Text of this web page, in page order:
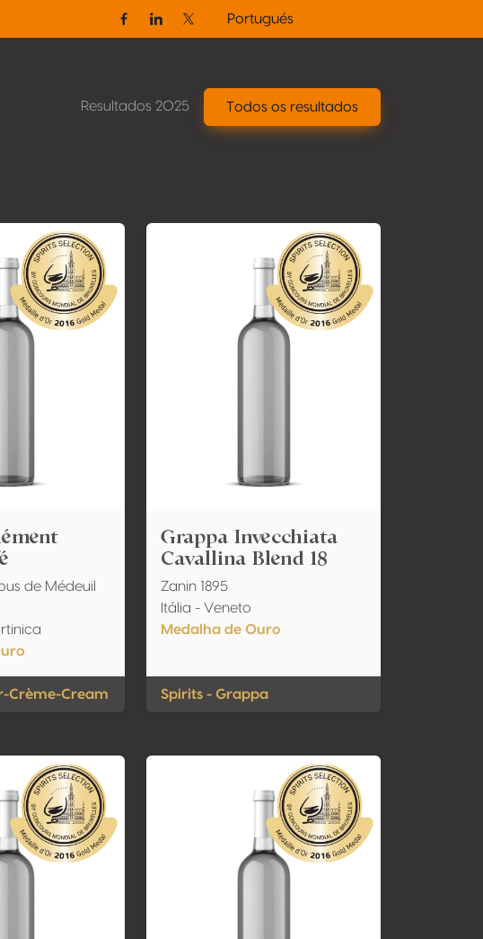
FacebookLinkedinTwitter / X
Portugués
Resultados 2025 Todos os resultados
de Médeuil
Crème-Cream
Grappa Invecchiata
Cavallina Blend 18
Zanin 1895
Itália - Veneto
Medalha de Ouro
Spirits - Grappa